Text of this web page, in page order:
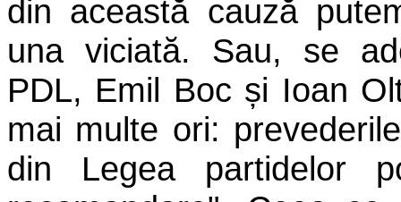
din această cauză
una viciată. Sau, se
PDL, Emil Boc și Ioan
mai multe ori:
din Legea partidelor